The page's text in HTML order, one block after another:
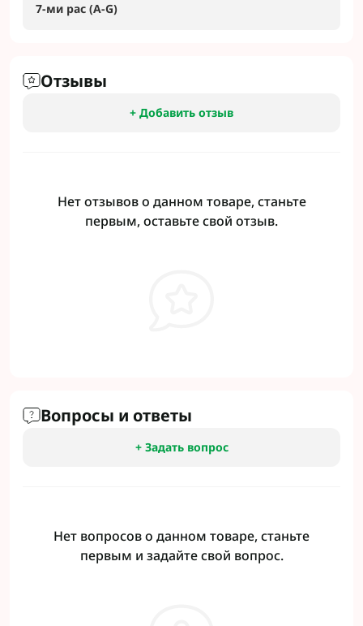
7-ми рас (A-G)
Отзывы
+ Добавить отзыв
Нет отзывов о данном товаре, станьте
первым, оставьте свой отзыв.
Вопросы и ответы
+ Задать вопрос
Нет вопросов о данном товаре, станьте
первым и задайте свой вопрос.